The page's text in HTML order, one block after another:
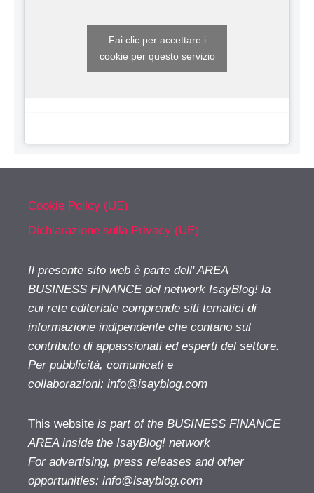
Fai clic per accettare i
cookie per questo servizio
Cookie Policy (UE)
Dichiarazione sulla Privacy (UE)
Il presente sito web è parte dell' AREA
BUSINESS FINANCE del network IsayBlog! la
cui rete editoriale comprende siti tematici di
informazione indipendente che contano sul
contributo di appassionati ed esperti del settore.
Per pubblicità, comunicati e
collaborazioni: info@isayblog.com
This website is part of the BUSINESS FINANCE
AREA inside the IsayBlog! network
For advertising, press releases and other
opportunities: info@isayblog.com